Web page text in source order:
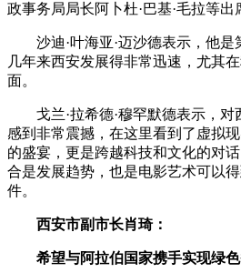
政事务局局长阿卜杜·巴基·毛拉等出
沙迪·叶海亚·迈沙德表示，他是
几年来西安发展得非常迅速，尤其
面。
戈兰·拉希德·穆罕默德表示，对
感到非常震撼，在这里看到了虚拟
的盛宴，更是跨越科技和文化的对
合是发展趋势，也是电影艺术可以
件。
西安市副市长肖琦：
希望与阿拉伯国家携手实现绿